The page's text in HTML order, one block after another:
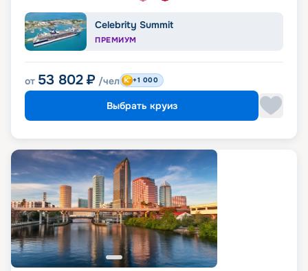
Celebrity Summit
ПРЕМИУМ
от 53 802 ₽ /чел +1 000
Выбрать круиз